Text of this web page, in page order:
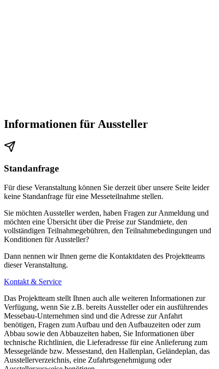
Informationen für Aussteller
Standanfrage
Für diese Veranstaltung können Sie derzeit über unsere Seite leider
keine Standanfrage für eine Messeteilnahme stellen.
Sie möchten Aussteller werden, haben Fragen zur Anmeldung und
möchten eine Übersicht über die Preise zur Standmiete, den
vollständigen Teilnahmegebühren, den Teilnahmebedingungen und
Konditionen für Aussteller?
Dann nennen wir Ihnen gerne die Kontaktdaten des Projektteams
dieser Veranstaltung.
Kontakt & Service
Das Projektteam stellt Ihnen auch alle weiteren Informationen zur
Verfügung, wenn Sie z.B. bereits Aussteller oder ein ausführendes
Messebau-Unternehmen sind und die Adresse zur Anfahrt
benötigen, Fragen zum Aufbau und den Aufbauzeiten oder zum
Abbau sowie den Abbauzeiten haben, Sie Informationen über
technische Richtlinien, die Lieferadresse für eine Anlieferung zum
Messegelände bzw. Messestand, den Hallenplan, Geländeplan, das
Ausstellerverzeichnis, eine Zufahrtsgenehmigung oder